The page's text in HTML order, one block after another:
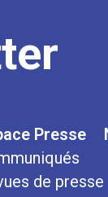
Presse
de presse